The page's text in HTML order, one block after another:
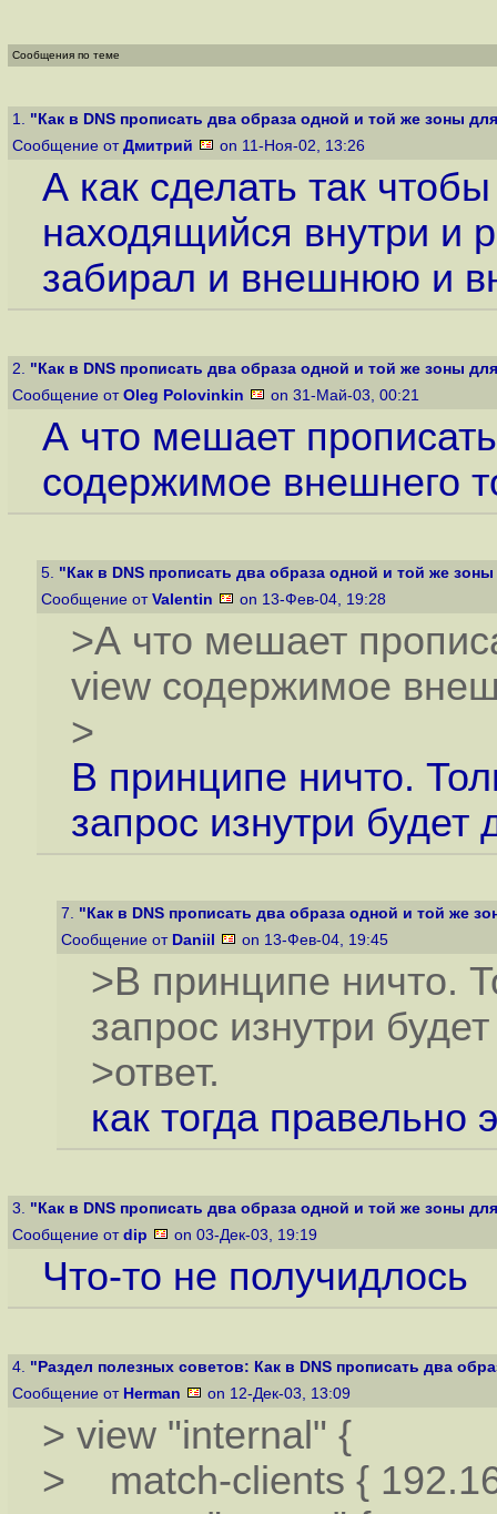
Сообщения по теме
1. "Как в DNS прописать два образа одной и той же зоны
Сообщение от Дмитрий on 11-Ноя-02, 13:26
А как сделать так
находящийся внутри и
забирал и внешнюю и
2. "Как в DNS прописать два образа одной и той же зоны
Сообщение от Oleg Polovinkin on 31-Май-03, 00:21
А что мешает
содержимое внешнего
5. "Как в DNS прописать два образа одной и той же
Сообщение от Valentin on 13-Фев-04, 19:28
>А что мешает
view содержимое
>
В принципе ничто.
запрос изнутри будет
7. "Как в DNS прописать два образа одной и той же
Сообщение от Daniil on 13-Фев-04, 19:45
>В принципе ничто.
запрос изнутри
>ответ.
как тогда правельно
3. "Как в DNS прописать два образа одной и той же зоны
Сообщение от dip on 03-Дек-03, 19:19
Что-то не получидлось
4. "Раздел полезных советов: Как в DNS прописать два
Сообщение от Herman on 12-Дек-03, 13:09
> view "internal" {
> match-clients {